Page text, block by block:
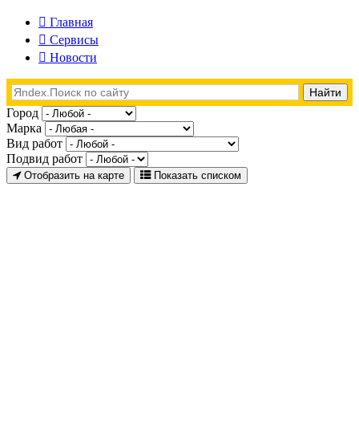
Главная
Сервисы
Новости
Город
Марка
Вид работ
Подвид работ
Отобразить на карте Показать списком